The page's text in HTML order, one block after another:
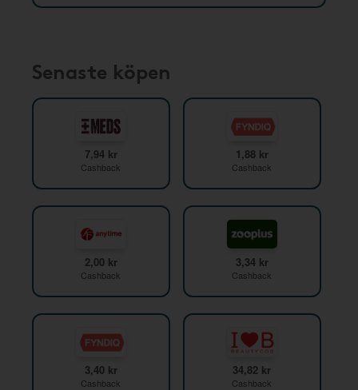
Senaste köpen
7,94 kr
Cashback
1,88 kr
Cashback
2,00 kr
Cashback
3,34 kr
Cashback
3,40 kr
Cashback
34,82 kr
Cashback